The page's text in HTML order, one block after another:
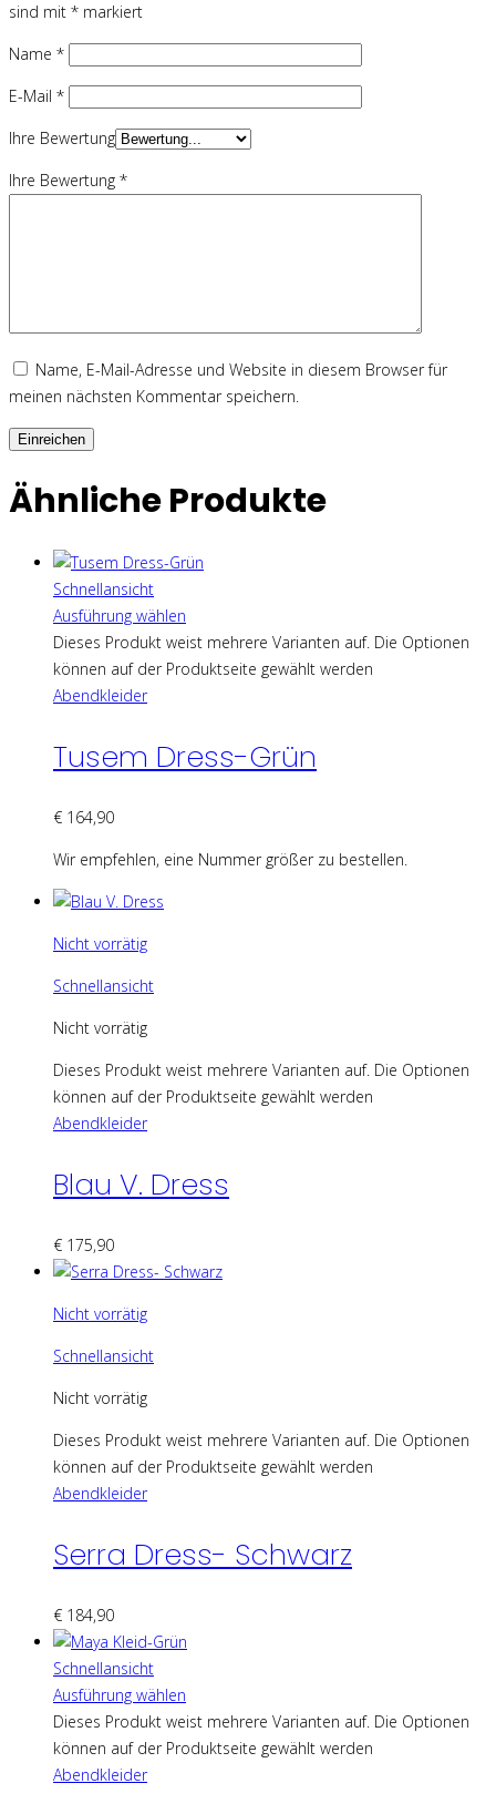
sind mit * markiert
Name *
E-Mail *
Ihre Bewertung
Ihre Bewertung *
Name, E-Mail-Adresse und Website in diesem Browser für
meinen nächsten Kommentar speichern.
Ähnliche Produkte
Schnellansicht
Ausführung wählen
Dieses Produkt weist mehrere Varianten auf. Die Optionen
können auf der Produktseite gewählt werden
Abendkleider
Tusem Dress-Grün
€ 164,90
Wir empfehlen, eine Nummer größer zu bestellen.
Nicht vorrätig
Schnellansicht
Nicht vorrätig
Dieses Produkt weist mehrere Varianten auf. Die Optionen
können auf der Produktseite gewählt werden
Abendkleider
Blau V. Dress
€ 175,90
Nicht vorrätig
Schnellansicht
Nicht vorrätig
Dieses Produkt weist mehrere Varianten auf. Die Optionen
können auf der Produktseite gewählt werden
Abendkleider
Serra Dress- Schwarz
€ 184,90
Schnellansicht
Ausführung wählen
Dieses Produkt weist mehrere Varianten auf. Die Optionen
können auf der Produktseite gewählt werden
Abendkleider